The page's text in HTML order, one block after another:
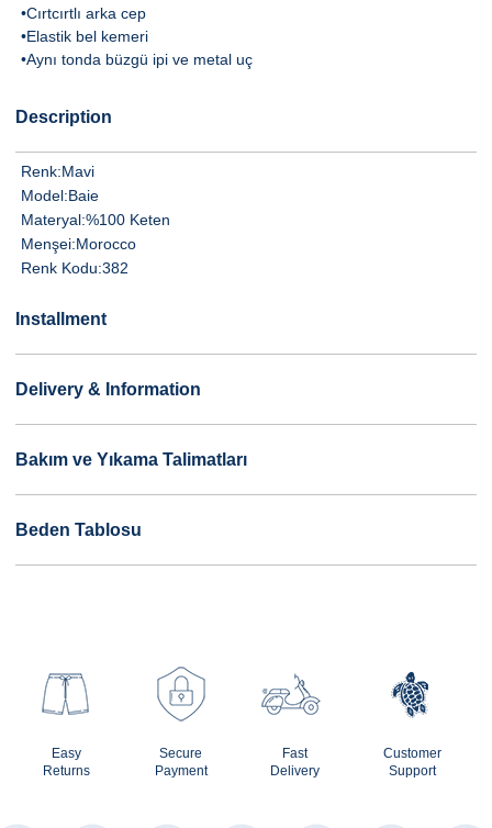
•Cırtcırtlı arka cep
•Elastik bel kemeri
•Aynı tonda büzgü ipi ve metal uç
Description
Renk:Mavi
Model:Baie
Materyal:%100 Keten
Menşei:Morocco
Renk Kodu:382
Installment
Delivery & Information
Bakım ve Yıkama Talimatları
Beden Tablosu
Easy
Returns
Secure
Payment
Fast
Delivery
Customer
Support